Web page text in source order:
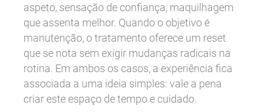
aspeto, sensação de confiança, maquilhagem
que assenta melhor. Quando o objetivo é
manutenção, o tratamento oferece um reset
que se nota sem exigir mudanças radicais na
rotina. Em ambos os casos, a experiência fica
associada a uma ideia simples: vale a pena
criar este espaço de tempo e cuidado.